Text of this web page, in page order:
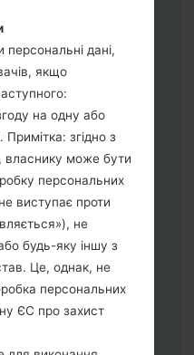
(Вибрати 5 файл
для прошивки:
& Operator"
& Region &
Odin 3.
телефон та
налаштувань
іншому випадку
для
і увійдіть у
методи як це
дані,
якщо
на одну або
згідно з
власнику може бути
персональних
виступає проти
не
будь-яку іншу з
Це, однак, не
персональних
ЄС про захист